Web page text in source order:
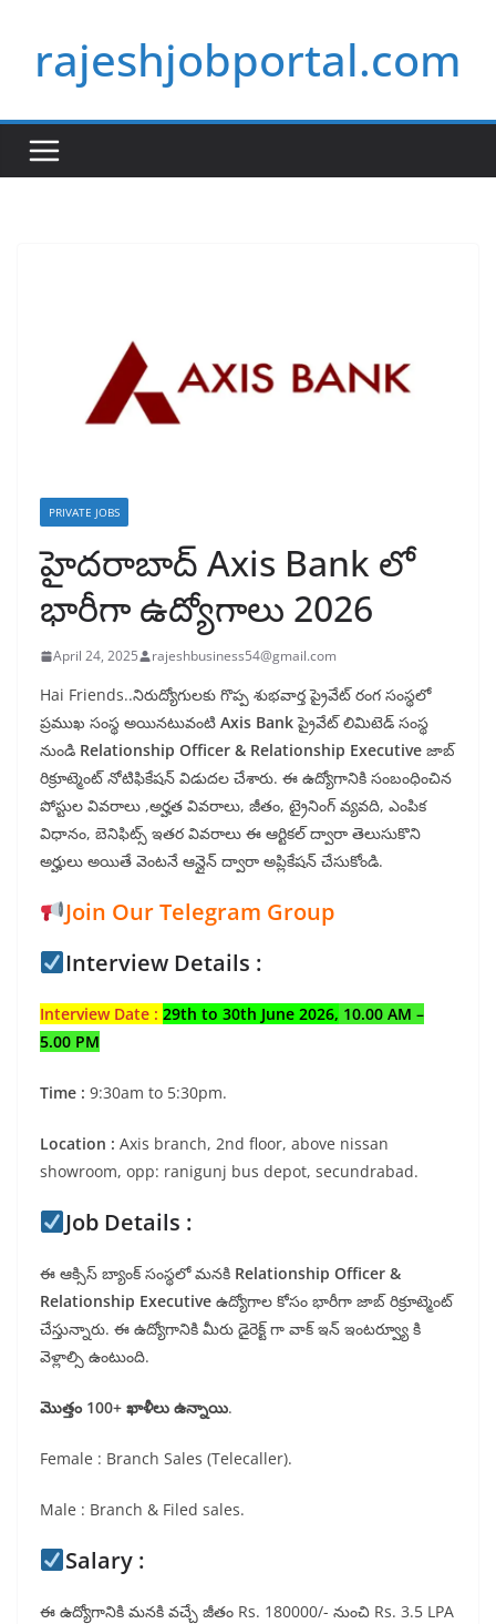
contentrajeshjobportal.com
PRIVATE JOBS
హైదరాబాద్ Axis Bank లో
భారీగా ఉద్యోగాలు 2026
April 24, 2025 rajeshbusiness54@gmail.com
Hai Friends..నిరుద్యోగులకు గొప్ప శుభవార్త ప్రైవేట్ రంగ సంస్థలో
ప్రముఖ సంస్థ అయినటువంటి Axis Bankప్రైవేట్ లిమిటెడ్ సంస్థ
నుండి Relationship Officer & Relationship Executive జాబ్
రిక్రూట్మెంట్ నోటిఫికేషన్ విడుదల చేశారు. ఈ ఉద్యోగానికి సంబంధించిన
పోస్టుల వివరాలు ,అర్హత వివరాలు, జీతం, ట్రైనింగ్ వ్యవది, ఎంపిక
విధానం, బెనిఫిట్స్ ఇతర వివరాలు ఈ ఆర్టికల్ ద్వారా తెలుసుకొని
అర్హులు అయితే వెంటనే ఆన్లైన్ ద్వారా అప్లికేషన్ చేసుకోండి.
Join Our Telegram Group
Interview Details :
Interview Date : 29th to 30th June 2026, 10.00 AM –
5.00 PM
Time : 9:30am to 5:30pm.
Location : Axis branch, 2nd floor, above nissan
showroom, opp: ranigunj bus depot, secundrabad.
Job Details :
ఈ ఆక్సిస్ బ్యాంక్ సంస్థలో మనకి Relationship Officer &
Relationship Executive ఉద్యోగాల కోసం భారీగా జాబ్ రిక్రూట్మెంట్
చేస్తున్నారు. ఈ ఉద్యోగానికి మీరు డైరెక్ట్ గా వాక్ ఇన్ ఇంటర్వ్యూ కి
వెళ్లాల్సి ఉంటుంది.
మొత్తం 100+ ఖాళీలు ఉన్నాయి.
Female : Branch Sales (Telecaller).
Male : Branch & Filed sales.
Salary :
ఈ ఉద్యోగానికి మనకి వచ్చే జీతం Rs. 180000/- నుంచి Rs. 3.5 LPA